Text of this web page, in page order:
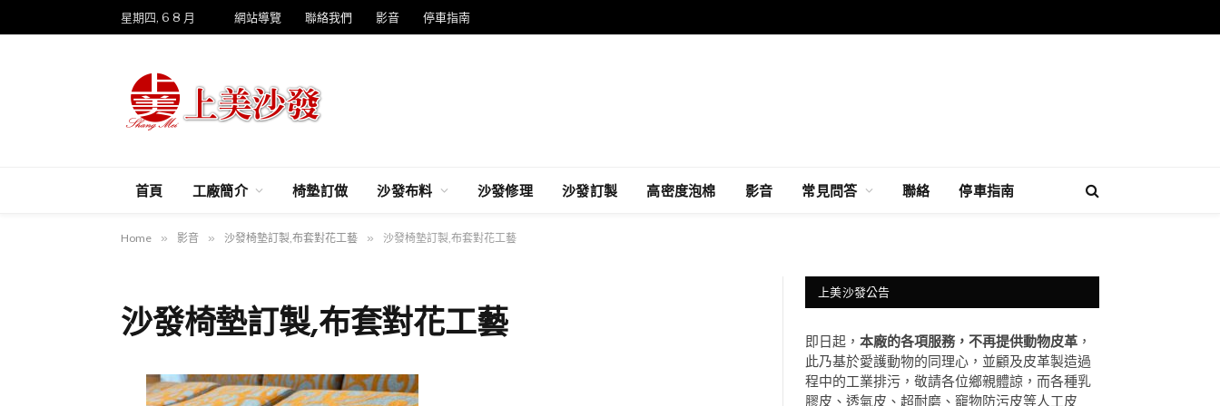
星期四, 6 8 月 網站導覽 聯絡我們 影音 停車指南
首頁 工廠簡介 椅墊訂做 沙發布料 沙發修理 沙發訂製 高密度泡棉 影音 常見問答 聯絡 停車指南
Home » 影音 » 沙發椅墊訂製,布套對花工藝 » 沙發椅墊訂製,布套對花工藝
沙發椅墊訂製,布套對花工藝
上美沙發公告
即日起， 本廠的各項服務，不再提供動物皮革 ，
此乃基於愛護動物的同理心，並顧及皮革製造過
程中的工業排污，敬請各位鄉親體諒，而各種乳
膠皮、透氣皮、超耐磨、竉物防污皮等人工皮